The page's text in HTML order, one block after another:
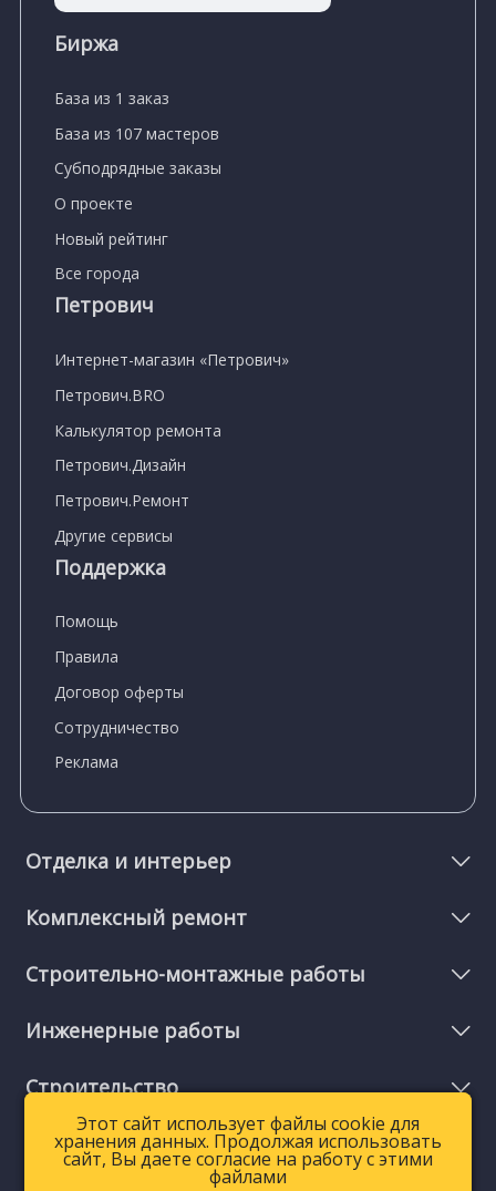
Биржа
База из 1 заказ
База из 107 мастеров
Субподрядные заказы
О проекте
Новый рейтинг
Все города
Петрович
Интернет-магазин «Петрович»
Петрович.BRO
Калькулятор ремонта
Петрович.Дизайн
Петрович.Ремонт
Другие сервисы
Поддержка
Помощь
Правила
Договор оферты
Сотрудничество
Реклама
Отделка и интерьер
Комплексный ремонт
Строительно-монтажные работы
Инженерные работы
Строительство
Мелкий ремонт и услуги
Этот сайт использует файлы cookie для
хранения данных. Продолжая использовать
сайт, Вы даете согласие на работу с этими
файлами
Этот сайт использует файлы cookie для
хранения данных. Продолжая использовать
сайт, Вы даете согласие на работу с этими
файлами